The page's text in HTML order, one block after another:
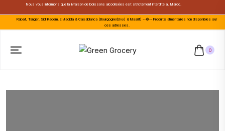
Nous vous informons que la livraison de boissons alcoolisées est strictement interdite au Maroc.
Rabat, Tanger, Sidi Kacem, El Jadida & Casablanca (Bourgogne(Elvy) & Maarif) --🚫-- Produits alimentaires non disponibles sur
ces adresses.
0